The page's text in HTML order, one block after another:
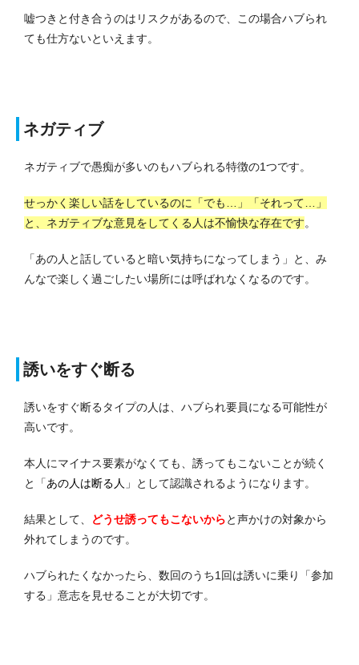
嘘つきと付き合うのはリスクがあるので、この場合ハブられ
ても仕方ないといえます。
ネガティブ
ネガティブで愚痴が多いのもハブられる特徴の1つです。
せっかく楽しい話をしているのに「でも…」「それって…」
と、ネガティブな意見をしてくる人は不愉快な存在です。
「あの人と話していると暗い気持ちになってしまう」と、み
んなで楽しく過ごしたい場所には呼ばれなくなるのです。
誘いをすぐ断る
誘いをすぐ断るタイプの人は、ハブられ要員になる可能性が
高いです。
本人にマイナス要素がなくても、誘ってもこないことが続く
と「あの人は断る人 」として認識されるようになります。
結果として、 どうせ誘ってもこないからと声かけの対象から
外れてしまうのです。
ハブられたくなかったら、数回のうち1回は誘いに乗り「参加
する」意志を見せることが大切です。